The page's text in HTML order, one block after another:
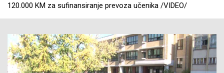
120.000 KM za sufinansiranje prevoza učenika /VIDEO/